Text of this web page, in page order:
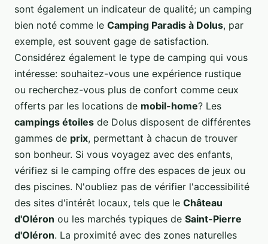
sont également un indicateur de qualité; un camping
bien noté comme le Camping Paradis à Dolus, par
exemple, est souvent gage de satisfaction.
Considérez également le type de camping qui vous
intéresse: souhaitez-vous une expérience rustique
ou recherchez-vous plus de confort comme ceux
offerts par les locations de mobil-home? Les
campings étoiles de Dolus disposent de différentes
gammes de prix, permettant à chacun de trouver
son bonheur. Si vous voyagez avec des enfants,
vérifiez si le camping offre des espaces de jeux ou
des piscines. N'oubliez pas de vérifier l'accessibilité
des sites d'intérêt locaux, tels que le Château
d'Oléron ou les marchés typiques de Saint-Pierre
d'Oléron. La proximité avec des zones naturelles